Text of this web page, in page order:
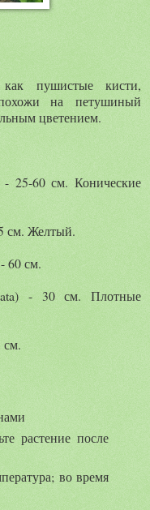
пушистые кисти,
на петушиный
цветением.
- 25-60 см. Конические
см. Желтый.
60 см.
- 30 см. Плотные
см.
растение после
во время